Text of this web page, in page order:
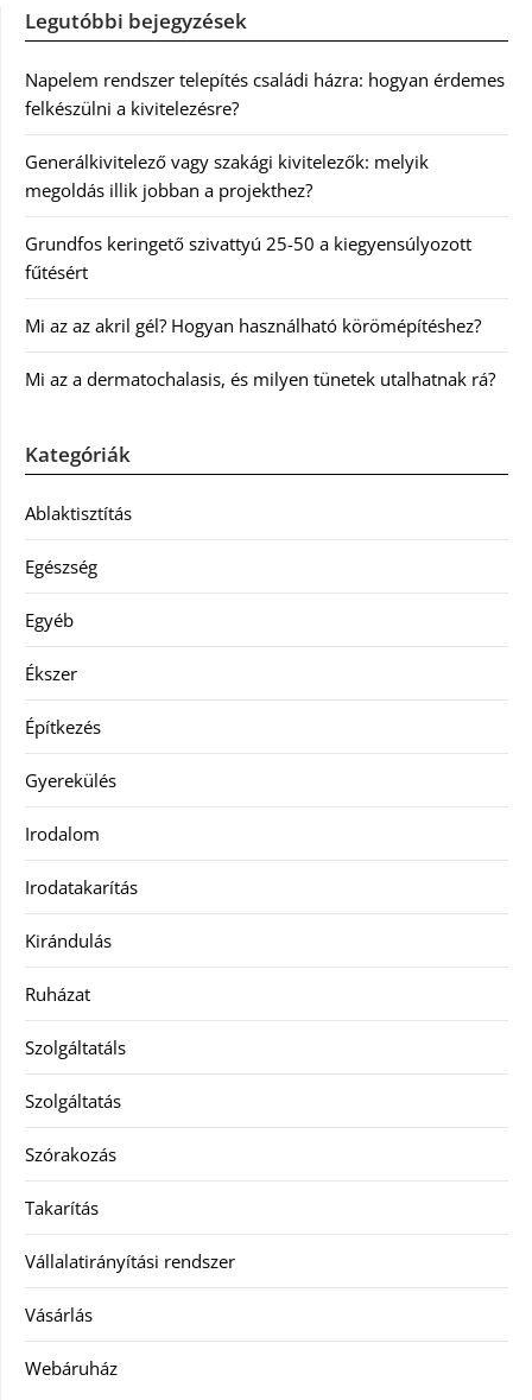
Legutóbbi bejegyzések
Napelem rendszer telepítés családi házra: hogyan érdemes
felkészülni a kivitelezésre?
Generálkivitelező vagy szakági kivitelezők: melyik
megoldás illik jobban a projekthez?
Grundfos keringető szivattyú 25-50 a kiegyensúlyozott
fűtésért
Mi az az akril gél? Hogyan használható körömépítéshez?
Mi az a dermatochalasis, és milyen tünetek utalhatnak rá?
Kategóriák
Ablaktisztítás
Egészség
Egyéb
Ékszer
Építkezés
Gyerekülés
Irodalom
Irodatakarítás
Kirándulás
Ruházat
Szolgáltatáls
Szolgáltatás
Szórakozás
Takarítás
Vállalatirányítási rendszer
Vásárlás
Webáruház